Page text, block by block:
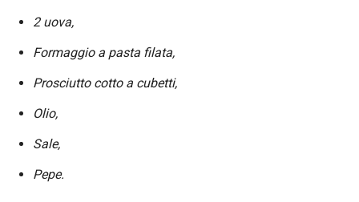
2 uova,
Formaggio a pasta filata,
Prosciutto cotto a cubetti,
Olio,
Sale,
Pepe.